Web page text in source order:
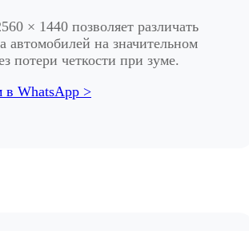
× 1440 позволяет различать
автомобилей на значительном
потери четкости при зуме.
в WhatsApp >